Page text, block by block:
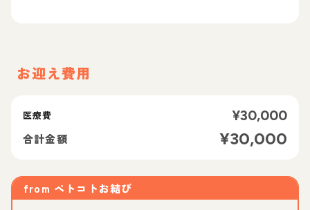
お迎え費用
医療費 ¥30,000
合計金額 ¥30,000
from ペトコトお結び